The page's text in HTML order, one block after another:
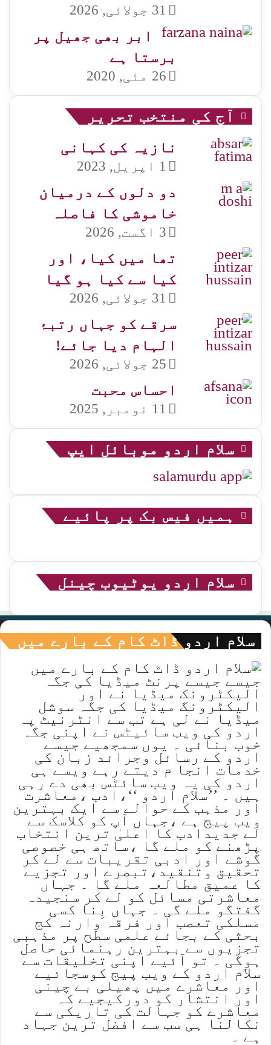
31 جولائی, 2026
ابر بھی جھیل پر
برستا ہے
26 مئی, 2020
آج کی منتخب تحریر
نازیہ کی کہانی
1 اپریل, 2023
دو دلوں کے درمیان
خاموشی کا فاصلہ
3 اگست, 2026
تھا میں کیا، اور
کیا سے کیا ہو گیا
31 جولائی, 2026
سرقے کو جہاں رتبۂ
الہام دیا جائے!
25 جولائی, 2026
احساس محبت
11 نومبر, 2025
سلام اردو موبائل ایپ
ہمیں فیس بک پر پائیے
سلام اردو یوٹیوب چینل
سلام اردو ڈاٹ کام کے بارے میں
جیسے جیسے پرنٹ میڈیا کی جگہ
الیکٹرونک میڈیا نے اور
الیکٹرونگ میڈیا کی جگہ سوشل
میڈیا نے لی ہے تب سے انٹرنیٹ پہ
اردو کی ویب سائیٹس نے اپنی جگہ
خوب بنائی ۔ یوں سمجھیے جیسے
اردو کے رسائل وجرائد زبان کی
خدمات انجا م دیتے رہے ویسے ہی
اردو کی یہ ویب سائٹس بھی دے رہی
ہیں ۔ ’’سلام اردو ‘‘،ادب ،معاشرت
اور مذہب کے حوالے سے ایک بہترین
ویب پیج ہے ،جہاں آپ کو کلاسک سے
لے جدیدادب کا اعلیٰ ترین انتخاب
پڑھنے کو ملے گا ،ساتھ ہی خصوصی
گوشے اور ادبی تقریبات سے لے کر
تحقیق وتنقید،تبصرے اور تجزیے
کا عمیق مطالعہ ملے گا ۔ جہاں
معاشرتی مسائل کو لے کر سنجیدہ
گفتگو ملے گی ۔ جہاں بِنا کسی
مسلکی تعصب اور فرقہ وارنہ کج
بحثی کے بجائے علمی سطح پر مذہبی
تجزیوں سے بہترین رہنمائی حاصل
ہوگی ۔ تو آئیے اپنی تخلیقات سے
سلام اردو کے ویب پیج کوسجائیے
اور معاشرے میں پھیلی بے چینی
اور انتشار کو دورکیجیے کہ
معاشرے کو جہالت کی تاریکی سے
نکالنا ہی سب سے افضل ترین جہاد
ہے ۔